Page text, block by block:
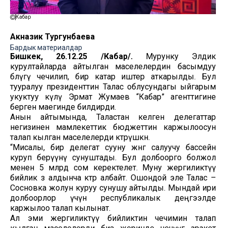
Кабар
Акназик Тургунбаева
Бардык материалдар
Бишкек, 26.12.25 /Кабар/.Мурунку Элдик
курултайларда айтылган маселелердин басымдуу
бөлүгү чечилип, бир катар иштер аткарылды. Бул
тууралуу президенттин Талас облусундагы ыйгарым
укуктуу өкүлү Эрмат Жумаев “Кабар” агенттигине
берген маегинде билдирди.
Анын айтымында, Таластан келген делегаттар
негизинен мамлекеттик бюджеттин каржылоосун
талап кылган маселелерди көтөрүшкөн.
“Мисалы, бир делегат сууну жөнгө салуучу бассейн
куруп берүүнү сунуштады. Бул долбоорго болжол
менен 5 млрд сом керектелет. Муну жергиликтүү
бийлик өз алдынча көтөрө албайт. Ошондой эле Талас –
Сосновка жолун куруу сунушу айтылды. Мындай ири
долбоорлор үчүн республикалык деңгээлде
каржылоо талап кылынат.
Ал эми жергиликтүү бийликтин чечимин талап